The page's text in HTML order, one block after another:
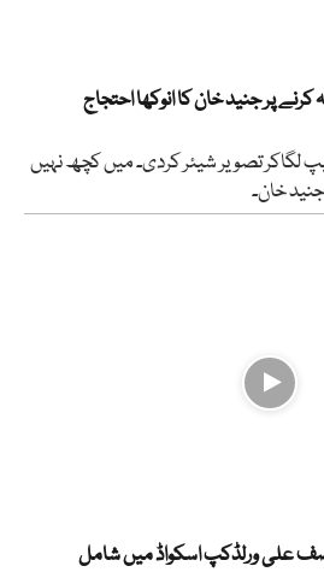
پر جنید خان کا انوکھا احتجاج
لگاکر تصویر شیئر کردی۔ میں کچھ نہیں
جنید خان۔
علی ورلڈکپ اسکواڈ میں شامل